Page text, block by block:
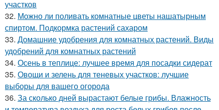
участков
32. Можно ли поливать комнатные цветы нашатырным
спиртом. Подкормка растений сахаром
33. Домашние удобрения для комнатных растений. Виды
удобрений для комнатных растений
34. Осень в теплице: лучшее время для посадки сидерат
35. Овощи и зелень для теневых участков: лучшие
выборы для вашего огорода
36. За сколько дней вырастают белые грибы. Влажность